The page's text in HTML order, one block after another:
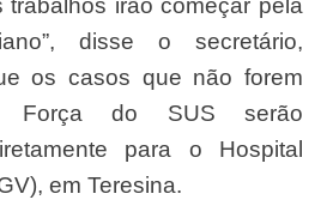
disse o secretário,
os casos que não forem
Força do SUS serão
para o Hospital
em Teresina.